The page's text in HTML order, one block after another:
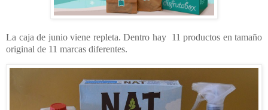
La caja de junio viene repleta. Dentro hay 11 productos en tamaño
original de 11 marcas diferentes.